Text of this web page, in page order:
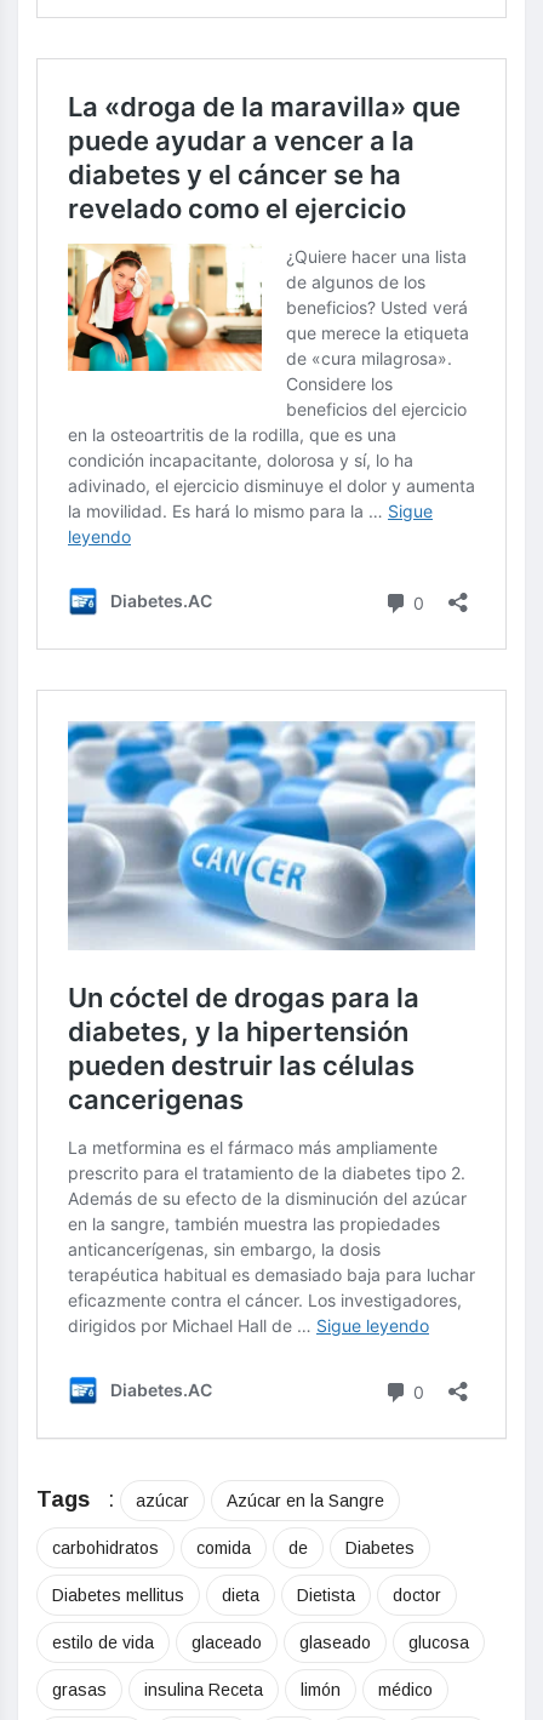
Tags : azúcar Azúcar en la Sangre
carbohidratos comida de Diabetes
Diabetes mellitus dieta Dietista doctor
estilo de vida glaceado glaseado glucosa
grasas insulina Receta limón médico